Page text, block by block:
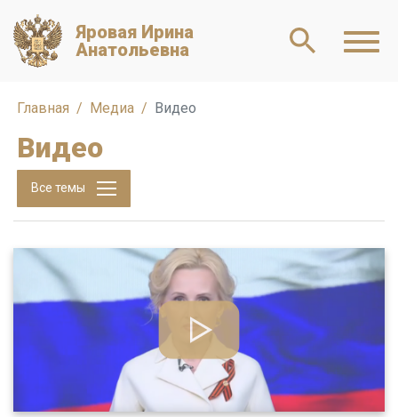
Яровая Ирина
Анатольевна
Главная Медиа Видео
Видео
Все темы